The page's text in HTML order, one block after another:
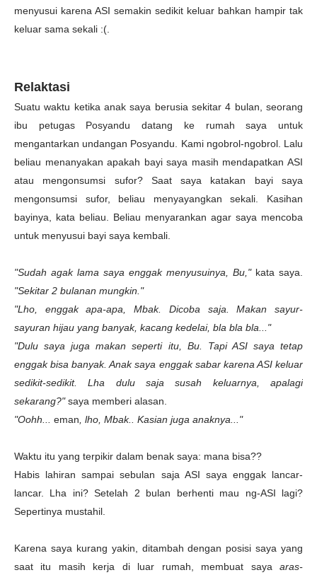
menyusui karena ASI semakin sedikit keluar bahkan hampir tak
keluar sama sekali :(.
Relaktasi
Suatu waktu ketika anak saya berusia sekitar 4 bulan, seorang
ibu petugas Posyandu datang ke rumah saya untuk
mengantarkan undangan Posyandu. Kami ngobrol-ngobrol. Lalu
beliau menanyakan apakah bayi saya masih mendapatkan ASI
atau mengonsumsi sufor? Saat saya katakan bayi saya
mengonsumsi sufor, beliau menyayangkan sekali. Kasihan
bayinya, kata beliau. Beliau menyarankan agar saya mencoba
untuk menyusui bayi saya kembali.
"Sudah agak lama saya enggak menyusuinya, Bu," kata saya.
"Sekitar 2 bulanan mungkin."
"Lho, enggak apa-apa, Mbak. Dicoba saja. Makan sayur-
sayuran hijau yang banyak, kacang kedelai, bla bla bla..."
"Dulu saya juga makan seperti itu, Bu. Tapi ASI saya tetap
enggak bisa banyak. Anak saya enggak sabar karena ASI keluar
sedikit-sedikit. Lha dulu saja susah keluarnya, apalagi
sekarang?"saya memberi alasan.
"Oohh... eman , lho, Mbak.. Kasian juga anaknya..."
Waktu itu yang terpikir dalam benak saya: mana bisa??
Habis lahiran sampai sebulan saja ASI saya enggak lancar-
lancar. Lha ini? Setelah 2 bulan berhenti mau ng-ASI lagi?
Sepertinya mustahil.
Karena saya kurang yakin, ditambah dengan posisi saya yang
saat itu masih kerja di luar rumah, membuat saya aras-